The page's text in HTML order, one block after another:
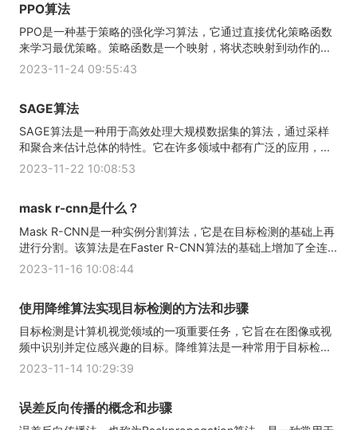
PPO算法
PPO是一种基于策略的强化学习算法，它通过直接优化策略函数
来学习最优策略。策略函数是一个映射，将状态映射到动作的...
2023-11-24 09:55:43
SAGE算法
SAGE算法是一种用于高效处理大规模数据集的算法，通过采样
和聚合来估计总体的特性。它在许多领域中都有广泛的应用，...
2023-11-22 10:08:53
mask r-cnn是什么？
Mask R-CNN是一种实例分割算法，它是在目标检测的基础上再
进行分割。该算法是在Faster R-CNN算法的基础上增加了全连...
2023-11-16 10:08:44
使用降维算法实现目标检测的方法和步骤
目标检测是计算机视觉领域的一项重要任务，它旨在在图像或视
频中识别并定位感兴趣的目标。降维算法是一种常用于目标检...
2023-11-14 10:29:39
误差反向传播的概念和步骤